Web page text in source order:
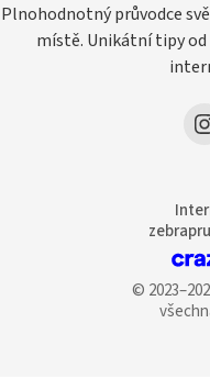
Plnohodnotný průvodce
místě. Unikátní tipy
©